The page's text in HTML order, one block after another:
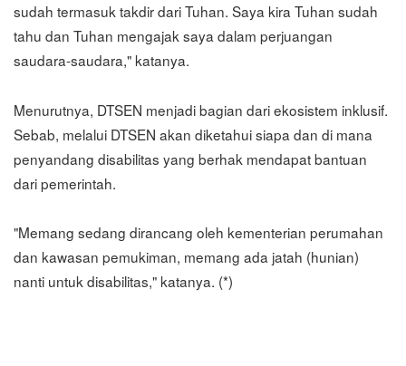
sudah termasuk takdir dari Tuhan. Saya kira Tuhan sudah
tahu dan Tuhan mengajak saya dalam perjuangan
saudara-saudara," katanya.
Menurutnya, DTSEN menjadi bagian dari ekosistem inklusif.
Sebab, melalui DTSEN akan diketahui siapa dan di mana
penyandang disabilitas yang berhak mendapat bantuan
dari pemerintah.
"Memang sedang dirancang oleh kementerian perumahan
dan kawasan pemukiman, memang ada jatah (hunian)
nanti untuk disabilitas," katanya. (*)